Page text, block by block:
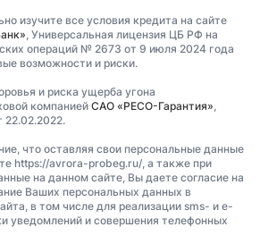
изучите все условия кредита на сайте
, Универсальная лицензия ЦБ РФ на
операций № 2673 от 9 июля 2024 года
возможности и риски.
и риска ущерба угона
компаниейСАО «РЕСО-Гарантия»,
что оставляя свои персональные данные
https://avrora-probeg.ru/, а также при
на данном сайте, Вы даете согласие на
Ваших персональных данных в
в том числе для реализации sms- и e-
уведомлений и совершения телефонных